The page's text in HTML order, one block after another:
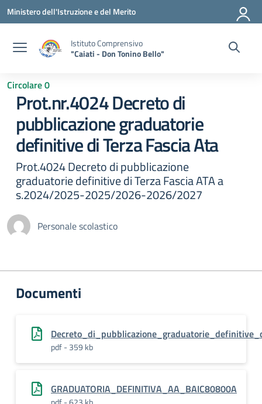
Vai ai contenuti
Vai al menu di navigazione
Vai al footer
Ministero dell'Istruzione e del Merito
Istituto Comprensivo
"Caiati - Don Tonino Bello"
Circolare 0
Prot.nr.4024 Decreto di
pubblicazione graduatorie
definitive di Terza Fascia Ata
Prot.4024 Decreto di pubblicazione
graduatorie definitive di Terza Fascia ATA a
s.2024/2025-2025/2026-2026/2027
Personale scolastico
Documenti
pdf - 359 kb
GRADUATORIA_DEFINITIVA_AA_BAIC80800A